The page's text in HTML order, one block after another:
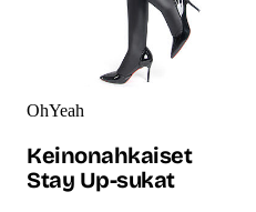
OhYeah
Keinonahkaiset
Stay Up-sukat